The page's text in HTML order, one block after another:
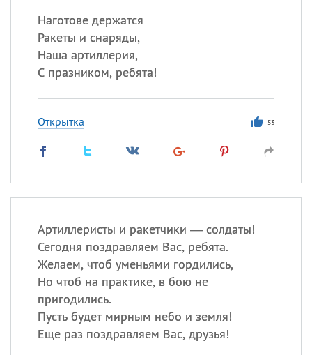
Наготове держатся
Ракеты и снаряды,
Наша артиллерия,
С празником, ребята!
Открытка 53
Артиллеристы и ракетчики — солдаты!
Сегодня поздравляем Вас, ребята.
Желаем, чтоб уменьями гордились,
Но чтоб на практике, в бою не
пригодились.
Пусть будет мирным небо и земля!
Еще раз поздравляем Вас, друзья!